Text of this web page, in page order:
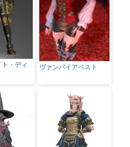
・ディ
ヴァンパイアベスト